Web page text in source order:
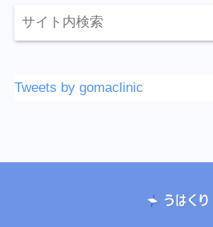
Tweets by gomaclinic